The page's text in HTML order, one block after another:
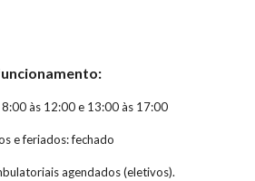
às 12:00 e 13:00 às 17:00
e feriados: fechado
agendados (eletivos).